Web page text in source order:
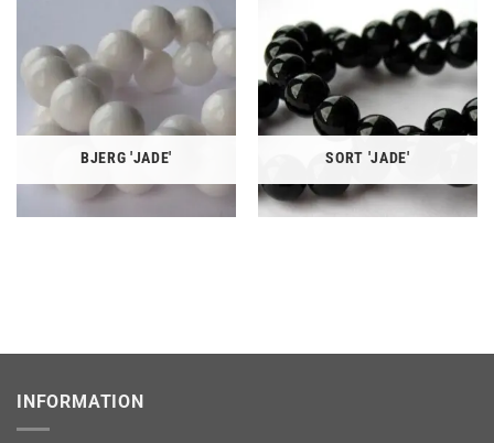
BJERG 'JADE' SORT 'JADE'
INFORMATION